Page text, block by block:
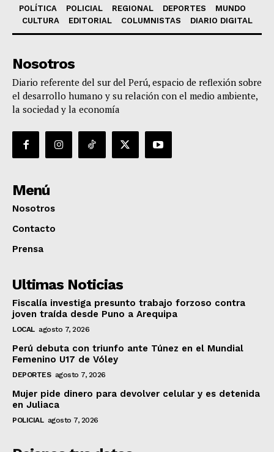
POLÍTICA POLICIAL REGIONAL DEPORTES
MUNDO
CULTURA
EDITORIAL COLUMNISTAS DIARIO DIGITAL
Nosotros
Diario referente del sur del Perú, espacio de reflexión sobre
el desarrollo humano y su relación con el medio ambiente,
la sociedad y la economía
Menú
Nosotros
Contacto
Prensa
Ultimas Noticias
Fiscalía investiga presunto trabajo forzoso contra
joven traída desde Puno a Arequipa
LOCAL agosto 7, 2026
Perú debuta con triunfo ante Túnez en el Mundial
Femenino U17 de Vóley
DEPORTES agosto 7, 2026
Mujer pide dinero para devolver celular y es detenida
en Juliaca
POLICIAL agosto 7, 2026